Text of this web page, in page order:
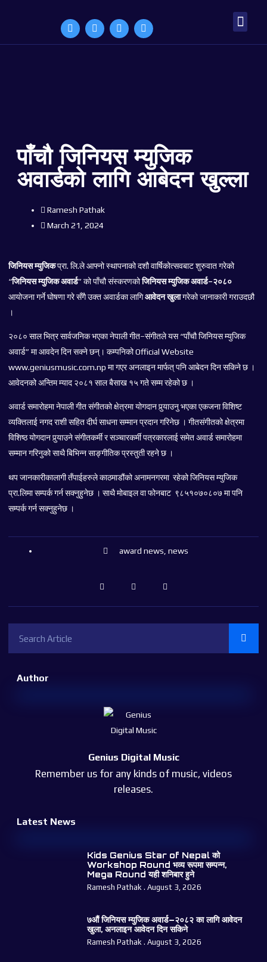
पाँचौ जिनियस म्युजिक
अवार्डको लागि आबेदन खुल्ला
Ramesh Pathak
March 21, 2024
जिनियस म्युजिकप्रा. लि.ले आफ्नो स्थापनाको दशौ वार्षिकोत्सवबाट शुरुवात गरेको
“जिनियस म्युजिक अवार्ड” को पाँचौ संस्करणकोजिनियस म्युजिक अवार्ड–२०८०
आयोजना गर्ने घोषणा गरे सँगै उक्त अवार्डका लागिआवेदन खुलागरेको जानाकारी गराउदछौ
।
२०८० साल भित्र सार्वजनिक भएका नेपाली गीत–संगीतले यस “पाँचौ जिनियस म्युजिक
अवार्ड” मा आवदेन दिन सक्ने छन्। कम्पनिको Official Website
www.geniusmusic.com.np मा गएर अनलाइन मार्फत् पनि आबेदन दिन सकिने छ ।
आवेदनको अन्तिम म्याद २०८१ साल बैसाख १५ गते सम्म रहेको छ ।
अवार्ड समारोहमा नेपाली गीत संगीतको क्षेत्रमा योगदान पुर्‍याउनु भएका एकजना विशिष्ट
व्यक्तिलाई नगद राशी सहित दीर्घ साधना सम्मान प्रदान गरिनेछ । गीतसंगीतको क्षेत्रमा
विशिष्ठ योगदान पुर्‍याउने संगीतकर्मी र सञ्चारकर्मी पत्रकारलाई समेत अवार्ड समारोहमा
सम्मान गरिनुको साथै बिभिन्न साङ्गीतिक प्रस्तुती रहने छ ।
थप जानकारीकालागी तँपाईहरुले काठमाडौंको अनामनगरमा रहेको जिनियस म्युजिक
प्रा.लिमा सम्पर्क गर्न सक्नुहुनेछ । साथै मोबाइल वा फोनबाट ९८५१०७०८०७ मा पनि
सम्पर्क गर्न सक्नुहुनेछ ।
award news news
Author
Genius Digital Music
Remember us for any kinds of music, videos
releases.
Latest News
Kids Genius Star of Nepal को
Workshop Round भव्य रूपमा सम्पन्न,
Mega Round यही शनिबार हुने
Ramesh Pathak August 3, 2026
७औं जिनियस म्युजिक अवार्ड–२०८२ का लागि आवेदन
खुला, अनलाइन आवेदन दिन सकिने
Ramesh Pathak August 3, 2026